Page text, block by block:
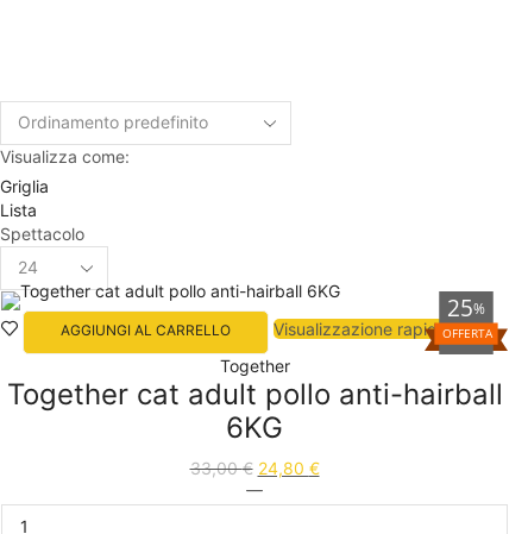
Visualizza come:
Griglia
Lista
Spettacolo
OFFERTA
%
25
AGGIUNGI AL CARRELLO
Visualizzazione rapida
Together
Together cat adult pollo anti-hairball
6KG
33,00€ 24,80 €